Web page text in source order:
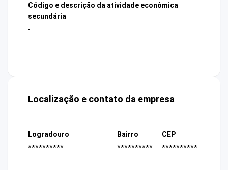
Código e descrição da atividade econômica
secundária
-
Localização e contato da empresa
Logradouro
**********
Bairro
**********
CEP
**********